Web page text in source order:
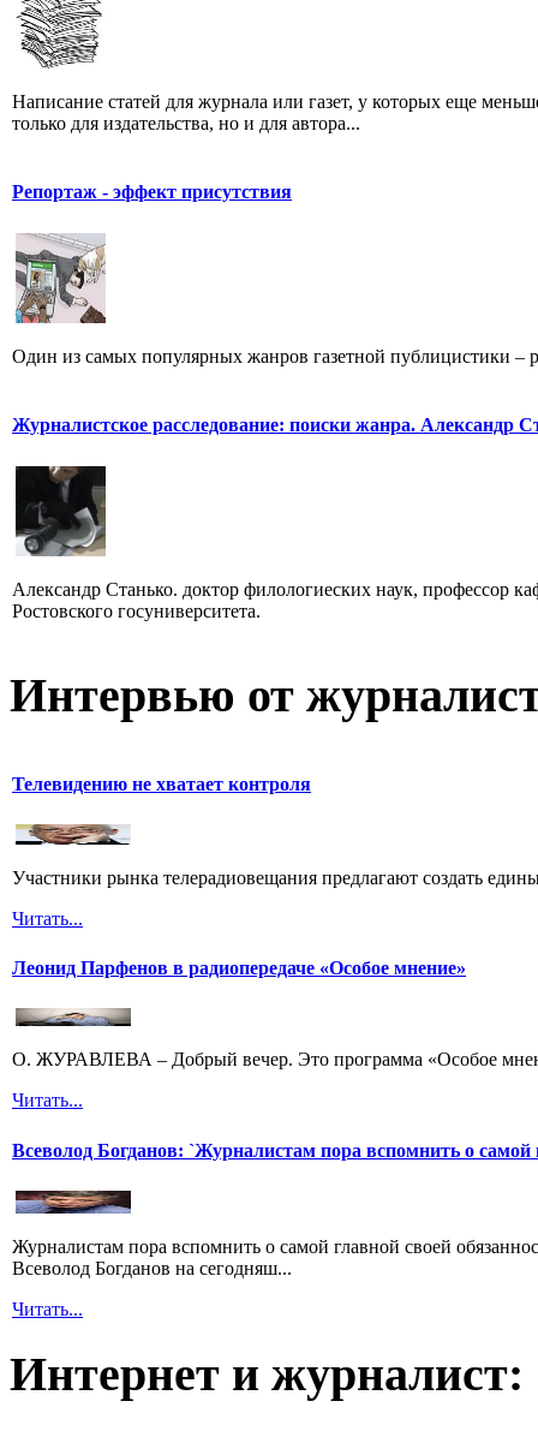
Написание статей для журнала или газет, у которых еще
только для издательства, но и для автора...
Репортаж - эффект присутствия
Один из самых популярных жанров газетной публицистики –
Журналистское расследование: поиски жанра. Александр
Александр Станько. доктор филологиеских наук, профессор
Ростовского госуниверситета.
Интервью от
Телевидению не хватает контроля
Участники рынка телерадиовещания предлагают создать
Читать...
Леонид Парфенов в радиопередаче «Особое мнение»
О. ЖУРАВЛЕВА – Добрый вечер. Это программа «Особое
Читать...
Всеволод Богданов: `Журналистам пора вспомнить о самой
Журналистам пора вспомнить о самой главной своей
Всеволод Богданов на сегодняш...
Читать...
Интернет и журналист: